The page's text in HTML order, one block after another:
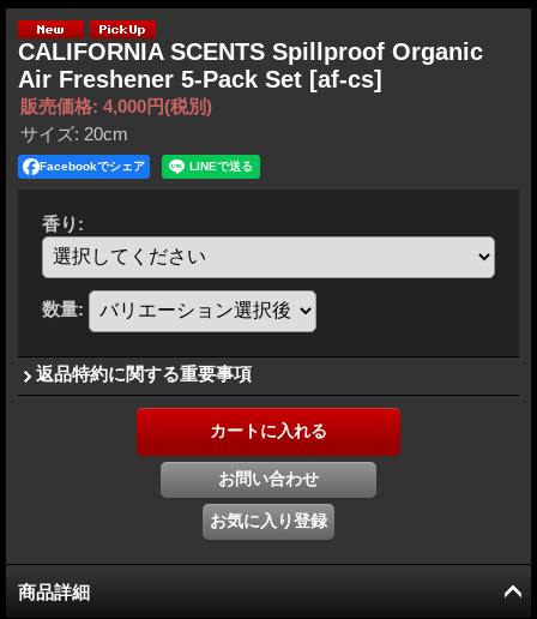
CALIFORNIA SCENTS Spillproof Organic
Air Freshener 5-Pack Set [af-cs]
販売価格: 4,000円(税別)
サイズ: 20cm
Facebookでシェア
香り :
数量:
返品特約に関する重要事項
商品詳細